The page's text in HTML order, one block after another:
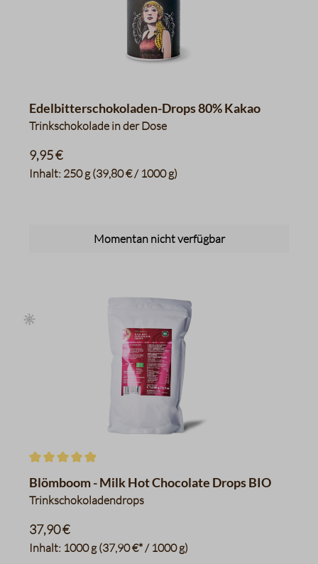
Edelbitterschokoladen-Drops 80% Kakao
Trinkschokolade in der Dose
Inhalt: 250 g(39,80 € / 1000 g)
9,95 €
Momentan nicht verfügbar
Durchschnittliche Bewertung von 5 von 5 Sternen
Blömboom - Milk Hot Chocolate Drops BIO
Trinkschokoladendrops
Inhalt: 1000 g(37,90 €* / 1000 g)
37,90 €